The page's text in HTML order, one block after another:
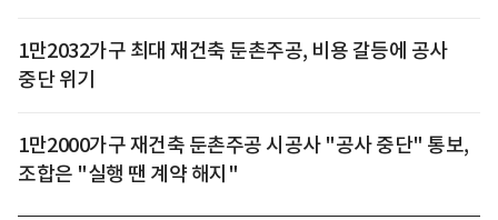
1만2032가구 최대 재건축 둔촌주공, 비용 갈등에 공사
중단 위기
1만2000가구 재건축 둔촌주공 시공사 "공사 중단" 통보,
조합은 "실행 땐 계약 해지"